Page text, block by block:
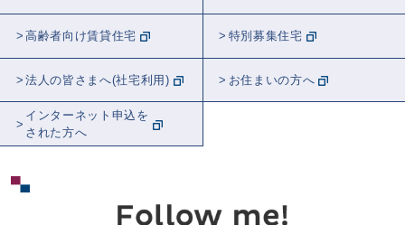
高齢者向け賃貸住宅 特別募集住宅
法人の皆さまへ(社宅利用) お住まいの方へ
インターネット申込を
された方へ